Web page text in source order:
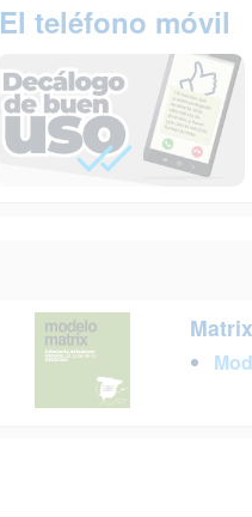
El teléfono móvil
Matrix